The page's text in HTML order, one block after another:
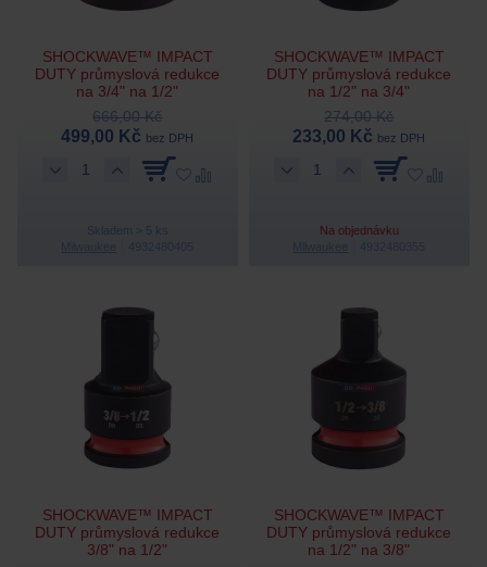
SHOCKWAVE™ IMPACT
DUTY průmyslová redukce
na 3/4" na 1/2"
666,00 Kč
499,00 Kč bez DPH
Skladem > 5 ks
SHOCKWAVE™ IMPACT
DUTY průmyslová redukce
na 1/2" na 3/4"
274,00 Kč
233,00 Kč bez DPH
Na objednávku
SHOCKWAVE™ IMPACT
DUTY průmyslová redukce
3/8" na 1/2"
SHOCKWAVE™ IMPACT
DUTY průmyslová redukce
na 1/2" na 3/8"